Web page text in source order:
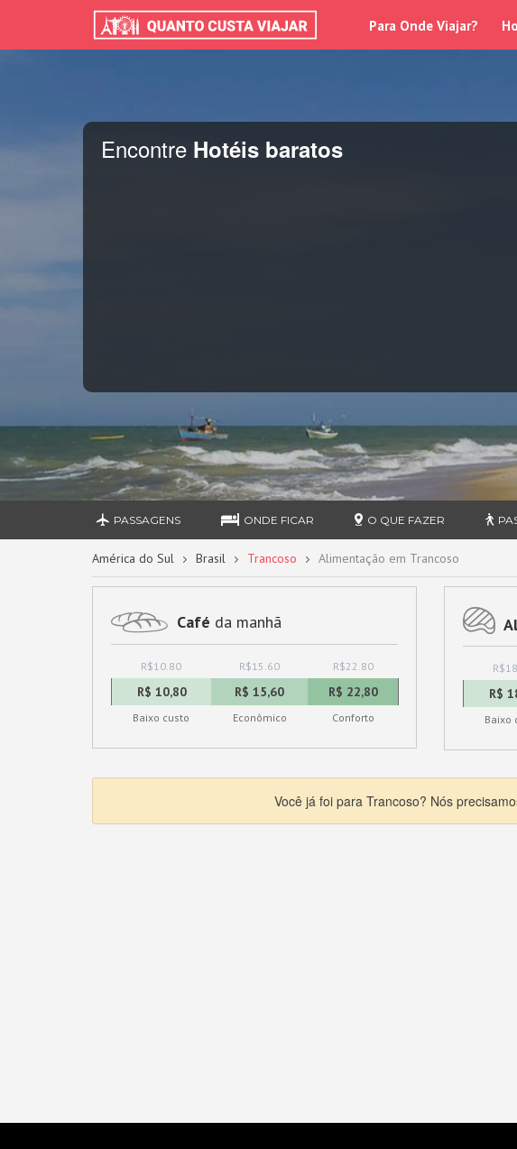
Para Onde Viajar?
Encontre Hotéis baratos
PASSAGENS ONDE FICAR O QUE FAZER
América do Sul Brasil Trancoso Alimentação em Trancoso
Café da manhã
R$10.80 R$15.60 R$22.80
R$ 10,80 R$ 15,60 R$ 22,80
Baixo custo Econômico Conforto
R$
Baixo
Você já foi para Trancoso? Nós